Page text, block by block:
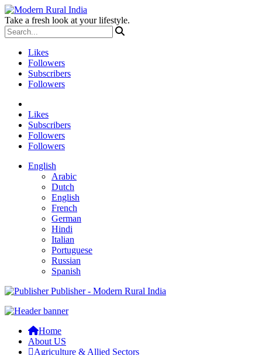
Take a fresh look at your lifestyle.
Likes
Followers
Subscribers
Followers
Likes
Subscribers
Followers
Followers
English
Arabic
Dutch
English
French
German
Hindi
Italian
Portuguese
Russian
Spanish
Publisher - Modern Rural India
Home
About US
Agriculture & Allied Sectors